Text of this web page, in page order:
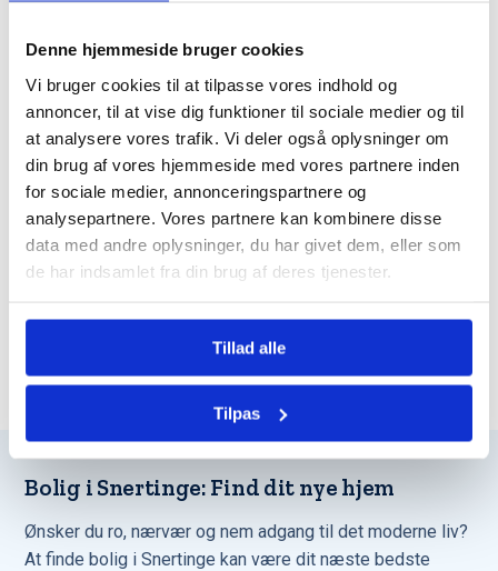
Denne hjemmeside bruger cookies
Vi bruger cookies til at tilpasse vores indhold og
annoncer, til at vise dig funktioner til sociale medier og til
at analysere vores trafik. Vi deler også oplysninger om
din brug af vores hjemmeside med vores partnere inden
for sociale medier, annonceringspartnere og
analysepartnere. Vores partnere kan kombinere disse
data med andre oplysninger, du har givet dem, eller som
de har indsamlet fra din brug af deres tjenester.
Tillad alle
Tilpas
Bolig i Snertinge: Find dit nye hjem
Ønsker du ro, nærvær og nem adgang til det moderne liv?
At finde bolig i Snertinge kan være dit næste bedste